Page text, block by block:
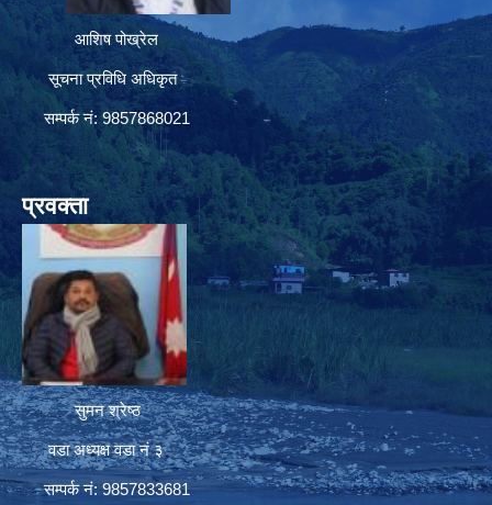
आशिष पोख्रेल
सूचना प्रविधि अधिकृत
सम्पर्क नं: 9857868021
प्रवक्ता
सुमन श्रेष्ठ
वडा अध्यक्ष वडा नं ३
सम्पर्क नं: 9857833681